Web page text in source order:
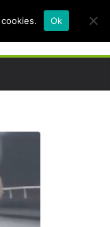
Ok